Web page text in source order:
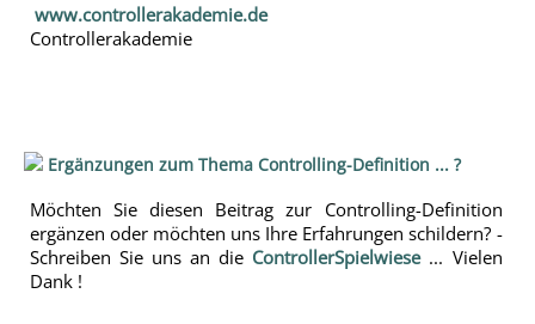
www.controllerakademie.de
Controllerakademie
Ergänzungen zum Thema Controlling-Definition ... ?
Möchten Sie diesen Beitrag zur Controlling-Definition
ergänzen oder möchten uns Ihre Erfahrungen schildern? -
Schreiben Sie uns an die ControllerSpielwiese... Vielen
Dank !